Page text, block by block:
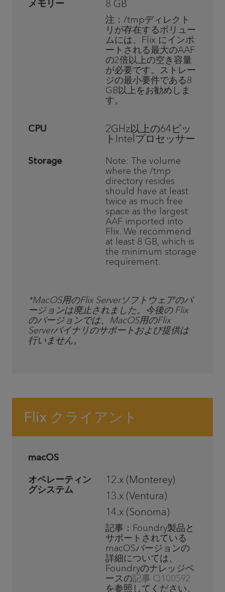
メモリー 8 GB
注：/tmpディレクト
リが存在するボリュー
ムには、Flix にインポ
ートされる最大のAAF
の2倍以上の空き容量
が必要です。ストレー
ジの最小要件である8
GB以上をお勧めしま
す。
CPU
2GHz以上の64ビッ
トIntelプロセッサー
Storage
Note: The volume
where the /tmp
directory resides
should have at least
twice as much free
space as the largest
AAF imported into
Flix. We recommend
at least 8 GB, which is
the minimum storage
requirement.
*MacOS用のFlix Serverソフトウェアのバ
ージョンは廃止されました。今後の Flix
のバージョンでは、MacOS用のFlix
Serverバイナリのサポートおよび提供は
行いません。
Flix クライアント
macOS
オペレーティン
グシステム
12.x (Monterey)
13.x (Ventura)
14.x (Sonoma)
記事：Foundry製品と
サポートされている
macOSバージョンの
詳細については、
Foundryのナレッジベ
ースの記事 Q100592
を参照してください。